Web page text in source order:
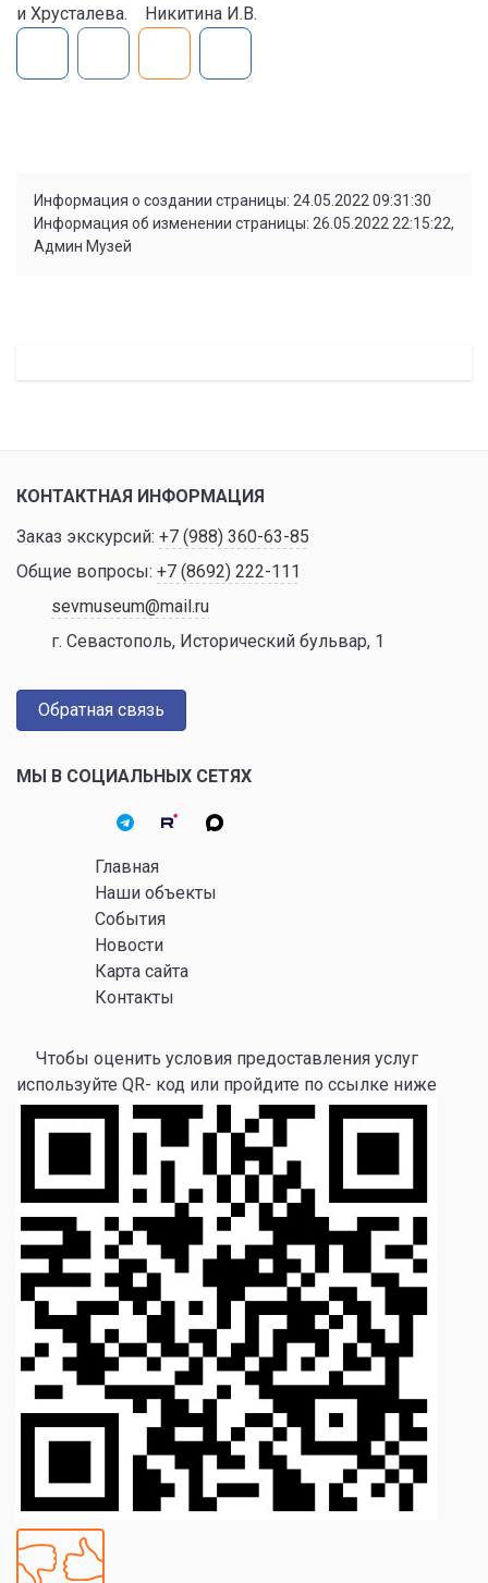
и Хрусталева. Никитина И.В.
Информация о создании страницы: 24.05.2022 09:31:30
Информация об изменении страницы: 26.05.2022 22:15:22,
Админ Музей
КОНТАКТНАЯ ИНФОРМАЦИЯ
Заказ экскурсий: +7 (988) 360-63-85
Общие вопросы: +7 (8692) 222-111
sevmuseum@mail.ru
г. Севастополь, Исторический бульвар, 1
Обратная связь
МЫ В СОЦИАЛЬНЫХ СЕТЯХ
Главная
Наши объекты
События
Новости
Карта сайта
Контакты
Чтобы оценить условия предоставления услуг
используйте QR- код или пройдите по ссылке ниже